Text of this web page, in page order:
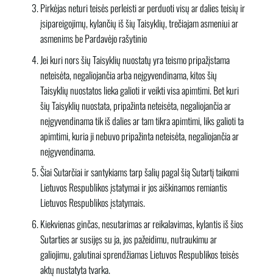
Pirkėjas neturi teisės perleisti ar perduoti visų ar dalies teisių ir
įsipareigojimų, kylančių iš šių Taisyklių, trečiajam asmeniui ar
asmenims be Pardavėjo rašytinio
Jei kuri nors šių Taisyklių nuostatų yra teismo pripažįstama
neteisėta, negaliojančia arba neįgyvendinama, kitos šių
Taisyklių nuostatos lieka galioti ir veikti visa apimtimi. Bet kuri
šių Taisyklių nuostata, pripažinta neteisėta, negaliojančia ar
neįgyvendinama tik iš dalies ar tam tikra apimtimi, liks galioti ta
apimtimi, kuria ji nebuvo pripažinta neteisėta, negaliojančia ar
neįgyvendinama.
Šiai Sutarčiai ir santykiams tarp šalių pagal šią Sutartį taikomi
Lietuvos Respublikos įstatymai ir jos aiškinamos remiantis
Lietuvos Respublikos įstatymais.
Kiekvienas ginčas, nesutarimas ar reikalavimas, kylantis iš šios
Sutarties ar susijęs su ja, jos pažeidimu, nutraukimu ar
galiojimu, galutinai sprendžiamas Lietuvos Respublikos teisės
aktų nustatyta tvarka.